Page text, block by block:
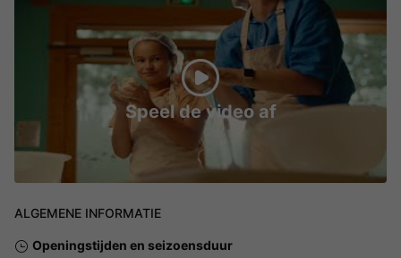
Speel de video af
ALGEMENE INFORMATIE
Openingstijden en seizoensduur